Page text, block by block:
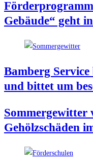
Gebäu­de“ geht
Bam­berg
und bit­tet um
Som­mer­ge­wit­ter
Gehölz­schä­den